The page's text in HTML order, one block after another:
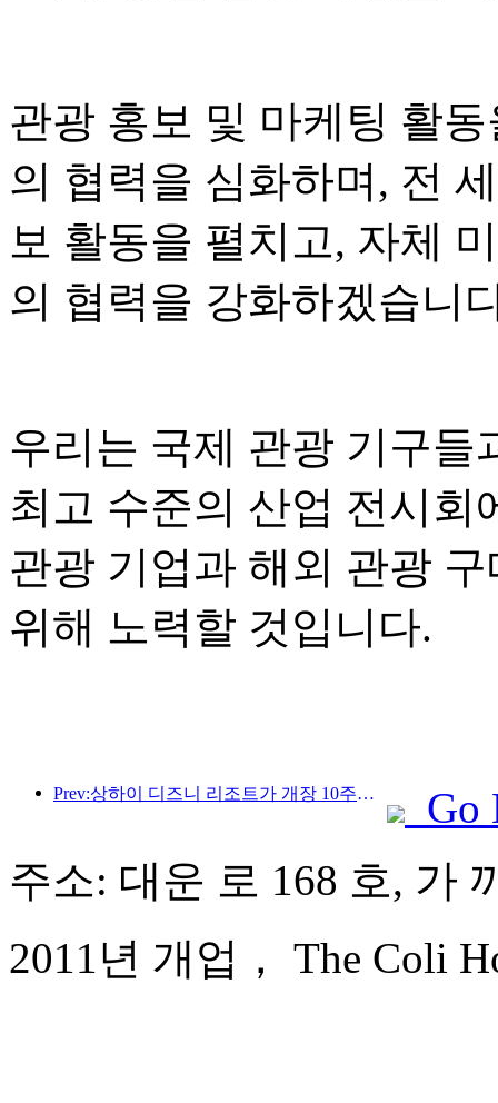
관광 홍보 및 마케팅 활
의 협력을 심화하며, 전
보 활동을 펼치고, 자체
의 협력을 강화하겠습니
우리는 국제 관광 기구들
최고 수준의 산업 전시회
관광 기업과 해외 관광
위해 노력할 것입니다.
Prev:상하이 디즈니 리조트가 개장 10주년을 맞이했으며, 현재까지 1억 명이 넘는 방문객을 맞이했습니다.
Go
주소: 대운 로 168 호, 가
2011년 개업， The Coli